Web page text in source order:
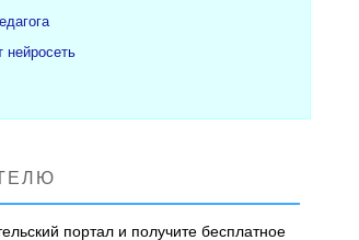
нейросеть
портал и получите бесплатное